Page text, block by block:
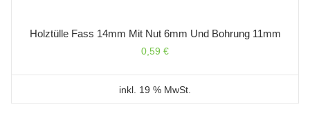
Holztülle Fass 14mm Mit Nut 6mm Und Bohrung 11mm
0,59 €
inkl. 19 % MwSt.